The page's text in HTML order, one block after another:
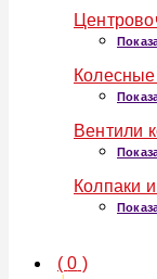
Вентили
Колпаки
(0 )